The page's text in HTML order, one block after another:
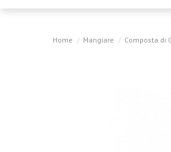
Home Mangiare Composta di